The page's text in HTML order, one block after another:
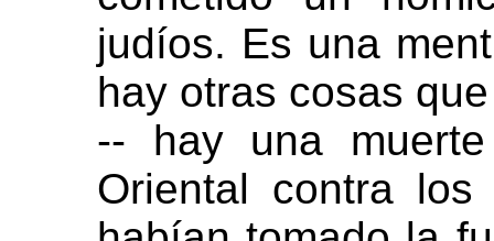
judíos. Es una
hay otras cosas
-- hay una
Oriental contra